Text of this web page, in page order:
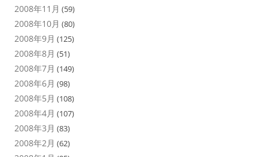
2008年11月 (59)
2008年10月 (80)
2008年9月 (125)
2008年8月 (51)
2008年7月 (149)
2008年6月 (98)
2008年5月 (108)
2008年4月 (107)
2008年3月 (83)
2008年2月 (62)